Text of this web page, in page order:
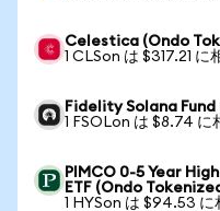
Celestica (Ondo
1 CLSon は $317.21 に
Fidelity Solana Fund
1 FSOLon は $8.74 に
PIMCO 0-5 Year
ETF (Ondo
1 HYSon は $94.53 に